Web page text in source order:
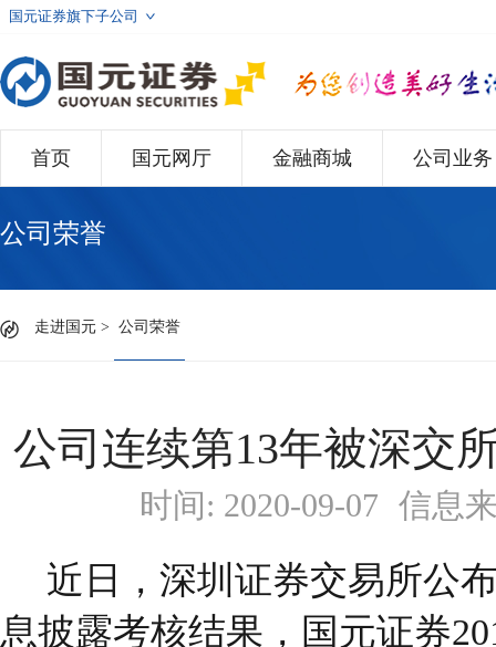
国元证券旗下子公司
首页 国元网厅 金融商城 公司业务
公司荣誉
走进国元 > 公司荣誉
公司连续第13年被深交
时间: 2020-09-07 信息
近日，深圳证券交易所公
息披露考核结果，国元证券